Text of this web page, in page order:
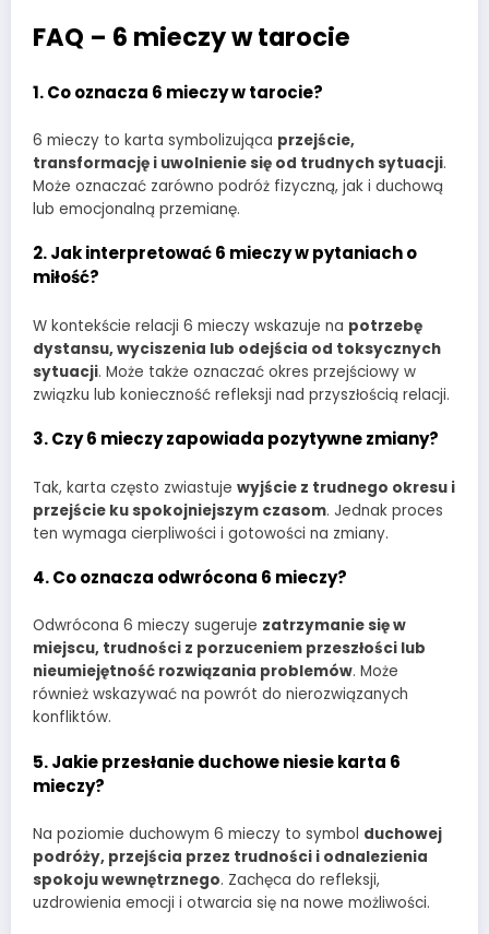
FAQ – 6 mieczy w tarocie
1. Co oznacza 6 mieczy w tarocie?
6 mieczy to karta symbolizująca przejście,
transformację i uwolnienie się od trudnych sytuacji.
Może oznaczać zarówno podróż fizyczną, jak i duchową
lub emocjonalną przemianę.
2. Jak interpretować 6 mieczy w pytaniach o
miłość?
W kontekście relacji 6 mieczy wskazuje na potrzebę
dystansu, wyciszenia lub odejścia od toksycznych
sytuacji. Może także oznaczać okres przejściowy w
związku lub konieczność refleksji nad przyszłością relacji.
3. Czy 6 mieczy zapowiada pozytywne zmiany?
Tak, karta często zwiastuje wyjście z trudnego okresu i
przejście ku spokojniejszym czasom. Jednak proces
ten wymaga cierpliwości i gotowości na zmiany.
4. Co oznacza odwrócona 6 mieczy?
Odwrócona 6 mieczy sugeruje zatrzymanie się w
miejscu, trudności z porzuceniem przeszłości lub
nieumiejętność rozwiązania problemów. Może
również wskazywać na powrót do nierozwiązanych
konfliktów.
5. Jakie przesłanie duchowe niesie karta 6
mieczy?
Na poziomie duchowym 6 mieczy to symbol duchowej
podróży, przejścia przez trudności i odnalezienia
spokoju wewnętrznego. Zachęca do refleksji,
uzdrowienia emocji i otwarcia się na nowe możliwości.